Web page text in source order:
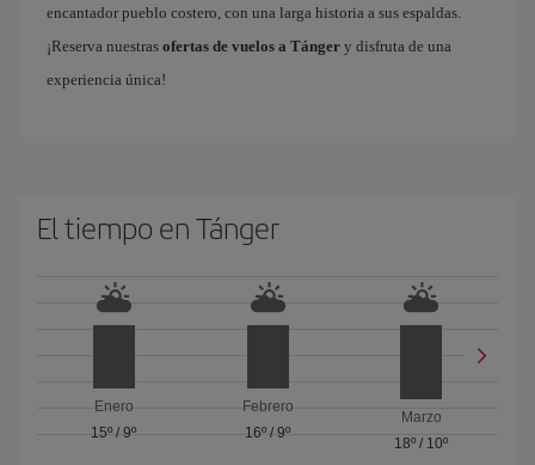
encantador pueblo costero, con una larga historia a sus espaldas.
¡Reserva nuestras ofertas de vuelos a Tánger y disfruta de una
experiencia única!
El tiempo en Tánger
Enero
15º /9º
Febrero
16º / 9º
Marzo
18º / 10º